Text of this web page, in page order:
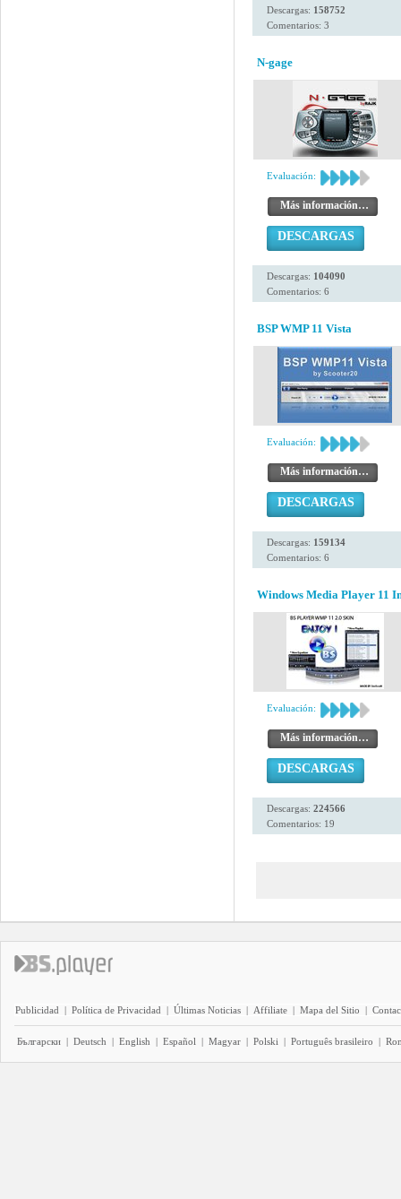
Descargas: 158752
Comentarios: 3
N-gage
Evaluación:
Más información…
DESCARGAS
Descargas: 104090
Comentarios: 6
BSP WMP 11 Vista
Evaluación:
Más información…
DESCARGAS
Descargas: 159134
Comentarios: 6
Windows Media Player 11
Evaluación:
Más información…
DESCARGAS
Descargas: 224566
Comentarios: 19
Publicidad | Política de Privacidad | Últimas Noticias | Affiliate | Mapa del Sitio |
Български | Deutsch | English | Español | Magyar | Polski | Português brasileiro |